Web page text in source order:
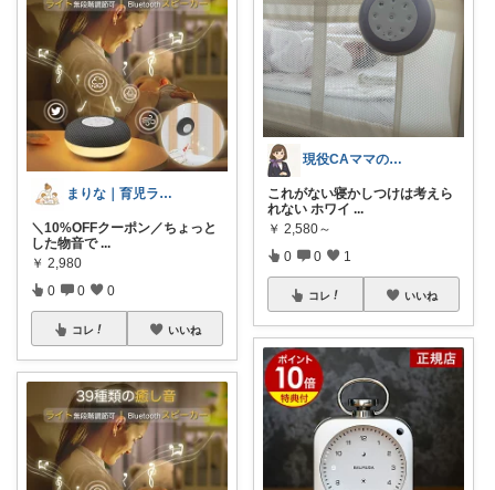
まりな｜育児ラクする便利グッズ 🌸
＼10%OFFクーポン／ちょっと
した物音で ...
￥ 2,980
0 0 0
コレ いいね
現役CAママの暮らし帳✈︎♡
これがない寝かしつけは考えら
れない ホワイ ...
￥ 2,580～
0 0 1
コレ いいね